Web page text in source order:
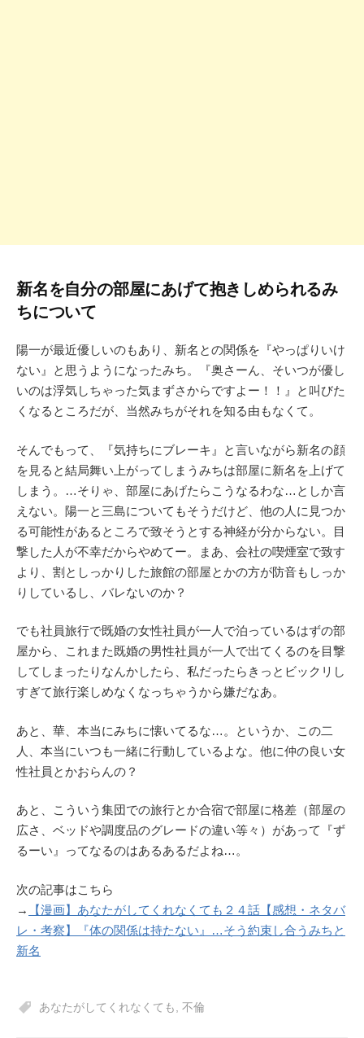
新名を自分の部屋にあげて抱きしめられるみ
ちについて
陽一が最近優しいのもあり、新名との関係を『やっぱりいけ
ない』と思うようになったみち。『奥さーん、そいつが優し
いのは浮気しちゃった気まずさからですよー！！』と叫びた
くなるところだが、当然みちがそれを知る由もなくて。
そんでもって、『気持ちにブレーキ』と言いながら新名の顔
を見ると結局舞い上がってしまうみちは部屋に新名を上げて
しまう。…そりゃ、部屋にあげたらこうなるわな…としか言
えない。陽一と三島についてもそうだけど、他の人に見つか
る可能性があるところで致そうとする神経が分からない。目
撃した人が不幸だからやめてー。まあ、会社の喫煙室で致す
より、割としっかりした旅館の部屋とかの方が防音もしっか
りしているし、バレないのか？
でも社員旅行で既婚の女性社員が一人で泊っているはずの部
屋から、これまた既婚の男性社員が一人で出てくるのを目撃
してしまったりなんかしたら、私だったらきっとビックリし
すぎて旅行楽しめなくなっちゃうから嫌だなあ。
あと、華、本当にみちに懐いてるな…。というか、この二
人、本当にいつも一緒に行動しているよな。他に仲の良い女
性社員とかおらんの？
あと、こういう集団での旅行とか合宿で部屋に格差（部屋の
広さ、ベッドや調度品のグレードの違い等々）があって『ず
るーい』ってなるのはあるあるだよね…。
次の記事はこちら
→
【漫画】あなたがしてくれなくても２４話【感想・ネタバ
レ・考察】『体の関係は持たない』…そう約束し合うみちと
新名
あなたがしてくれなくても 不倫